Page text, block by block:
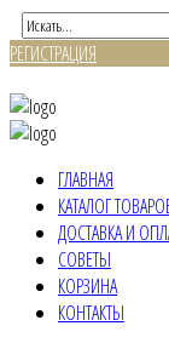
РЕГИСТРАЦИЯ
ГЛАВНАЯ
КАТАЛОГ
ДОСТАВКА И
СОВЕТЫ
КОРЗИНА
КОНТАКТЫ